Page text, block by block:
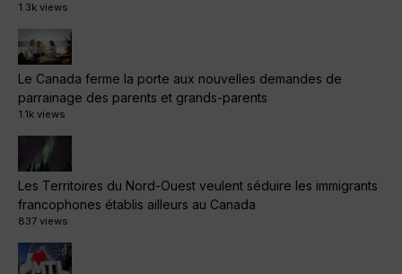
1.3k views
Le Canada ferme la porte aux nouvelles demandes de
parrainage des parents et grands-parents
1.1k views
Les Territoires du Nord-Ouest veulent séduire les immigrants
francophones établis ailleurs au Canada
837 views